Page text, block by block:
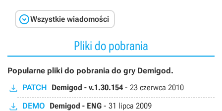
Wszystkie wiadomości
Pliki do pobrania
Popularne pliki do pobrania do gry Demigod.
PATCH Demigod - v.1.30.154 - 23 czerwca 2010
DEMO Demigod - ENG - 31 lipca 2009